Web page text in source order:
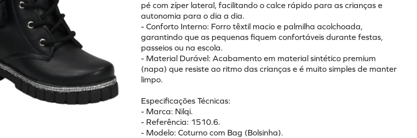
pé com zíper lateral, facilitando o calce rápido para as crianças e
autonomia para o dia a dia.
- Conforto Interno: Forro têxtil macio e palmilha acolchoada,
garantindo que as pequenas fiquem confortáveis durante festas,
passeios ou na escola.
- Material Durável: Acabamento em material sintético premium
(napa) que resiste ao ritmo das crianças e é muito simples de manter
limpo.
Especificações Técnicas:
- Marca: Nilqi.
- Referência: 1510.6.
- Modelo: Coturno com Bag (Bolsinha).